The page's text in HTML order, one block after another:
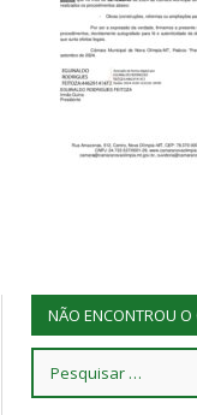
NÃO ENCONTROU O